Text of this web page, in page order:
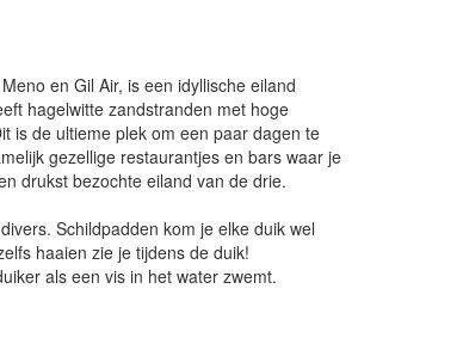
en Gil Air, is een idyllische eiland
hagelwitte zandstranden met hoge
is de ultieme plek om een paar dagen te
gezellige restaurantjes en bars waar je
drukst bezochte eiland van de drie.
Schildpadden kom je elke duik wel
haaien zie je tijdens de duik!
als een vis in het water zwemt.